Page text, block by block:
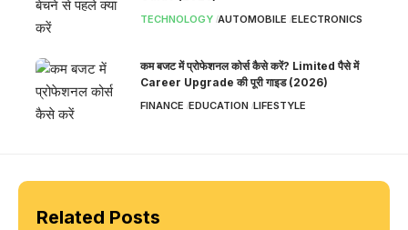
TECHNOLOGY AUTOMOBILE ELECTRONICS
कम बजट में प्रोफेशनल कोर्स कैसे करें? Limited पैसे में
Career Upgrade की पूरी गाइड (2026)
FINANCE EDUCATION LIFESTYLE
Related Posts